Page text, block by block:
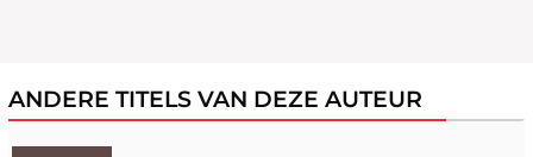
ANDERE TITELS VAN DEZE AUTEUR